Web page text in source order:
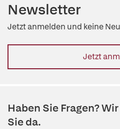
Newsletter
Jetzt anmelden und keine
Jetzt
Haben Sie Fragen?
Sie da.